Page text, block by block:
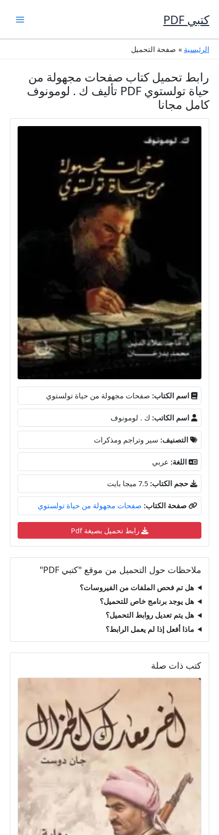
إلى
المحتوى
كتبي PDF
الرئيسية صفحة التحميل
رابط تحميل كتاب صفحات مجهولة من
حياة تولستوي PDF تأليف ك . لومونوف
كامل مجانا
اسم الكتاب: صفحات مجهولة من حياة تولستوي
اسم الكاتب: ك . لومونوف
التصنيف: سير وتراجم ومذكرات
اللغة: عربي
حجم الكتاب: 7.5 ميجا بايت
صفحة الكتاب: صفحات مجهولة من حياة تولستوي
رابط تحميل بصيغة Pdf
ملاحظات حول التحميل من موقع "كتبي PDF"
هل تم فحص الملفات من الفيروسات؟
هل يوجد برنامج خاص للتحميل؟
هل يتم تعديل روابط التحميل؟
ماذا أفعل إذا لم يعمل الرابط؟
كتب ذات صلة